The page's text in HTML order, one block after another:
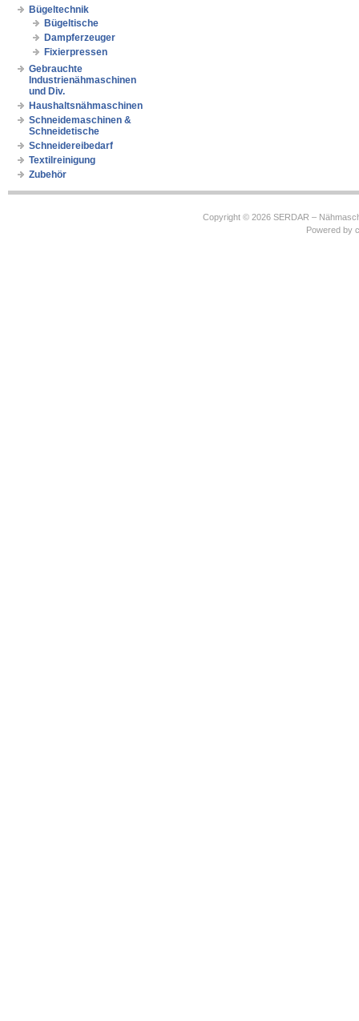
Bügeltechnik
Bügeltische
Dampferzeuger
Fixierpressen
Gebrauchte
Industrienähmaschinen
und Div.
Haushaltsnähmaschinen
Schneidemaschinen &
Schneidetische
Schneidereibedarf
Textilreinigung
Zubehör
Copyright © 2026 SERDAR –
Powered by